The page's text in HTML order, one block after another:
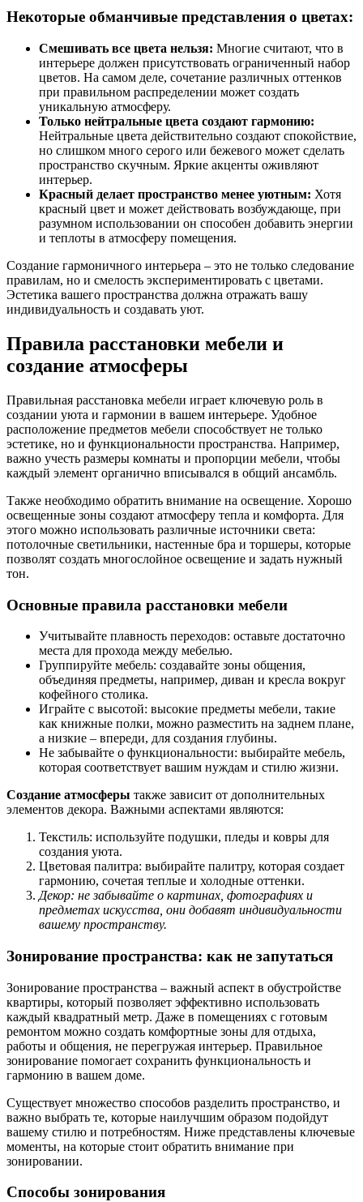
Некоторые обманчивые представления о цветах:
Смешивать все цвета нельзя: Многие считают, что в
интерьере должен присутствовать ограниченный набор
цветов. На самом деле, сочетание различных оттенков
при правильном распределении может создать
уникальную атмосферу.
Только нейтральные цвета создают гармонию:
Нейтральные цвета действительно создают спокойствие,
но слишком много серого или бежевого может сделать
пространство скучным. Яркие акценты оживляют
интерьер.
Красный делает пространство менее уютным: Хотя
красный цвет и может действовать возбуждающе, при
разумном использовании он способен добавить энергии
и теплоты в атмосферу помещения.
Создание гармоничного интерьера – это не только следование
правилам, но и смелость экспериментировать с цветами.
Эстетика вашего пространства должна отражать вашу
индивидуальность и создавать уют.
Правила расстановки мебели и
создание атмосферы
Правильная расстановка мебели играет ключевую роль в
создании уюта и гармонии в вашем интерьере. Удобное
расположение предметов мебели способствует не только
эстетике, но и функциональности пространства. Например,
важно учесть размеры комнаты и пропорции мебели, чтобы
каждый элемент органично вписывался в общий ансамбль.
Также необходимо обратить внимание на освещение. Хорошо
освещенные зоны создают атмосферу тепла и комфорта. Для
этого можно использовать различные источники света:
потолочные светильники, настенные бра и торшеры, которые
позволят создать многослойное освещение и задать нужный
тон.
Основные правила расстановки мебели
Учитывайте плавность переходов: оставьте достаточно
места для прохода между мебелью.
Группируйте мебель: создавайте зоны общения,
объединяя предметы, например, диван и кресла вокруг
кофейного столика.
Играйте с высотой: высокие предметы мебели, такие
как книжные полки, можно разместить на заднем плане,
а низкие – впереди, для создания глубины.
Не забывайте о функциональности: выбирайте мебель,
которая соответствует вашим нуждам и стилю жизни.
Создание атмосферы также зависит от дополнительных
элементов декора. Важными аспектами являются:
Текстиль: используйте подушки, пледы и ковры для
создания уюта.
Цветовая палитра: выбирайте палитру, которая создает
гармонию, сочетая теплые и холодные оттенки.
Декор: не забывайте о картинах, фотографиях и
предметах искусства, они добавят индивидуальности
вашему пространству.
Зонирование пространства: как не запутаться
Зонирование пространства – важный аспект в обустройстве
квартиры, который позволяет эффективно использовать
каждый квадратный метр. Даже в помещениях с готовым
ремонтом можно создать комфортные зоны для отдыха,
работы и общения, не перегружая интерьер. Правильное
зонирование помогает сохранить функциональность и
гармонию в вашем доме.
Существует множество способов разделить пространство, и
важно выбрать те, которые наилучшим образом подойдут
вашему стилю и потребностям. Ниже представлены ключевые
моменты, на которые стоит обратить внимание при
зонировании.
Способы зонирования